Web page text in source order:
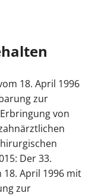
18. April 1996
zur
von
Der 33.
April 1996 mit
zur